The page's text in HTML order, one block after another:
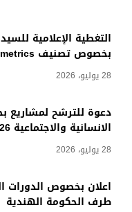
التغطية الإعلامية
بخصوص تصنيف Webometrics ،
28 يوليو، 2026
دعوة للترشح لمشاريع
الانسانية والاجتماعية 2026
28 يوليو، 2026
اعلان بخصوص الدورات
طرف الحكومة الهندية